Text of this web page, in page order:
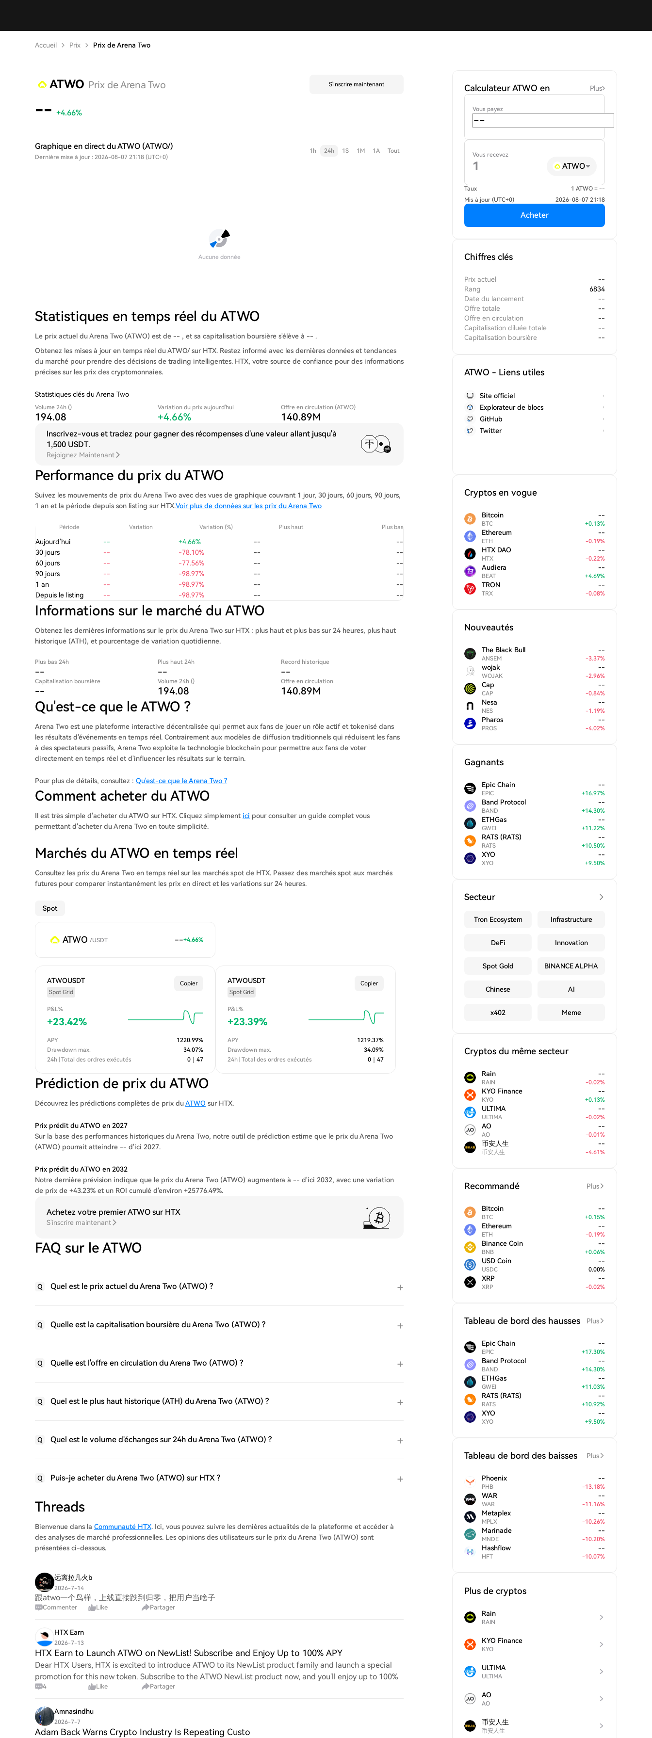
Accueil Prix Prix de Arena Two
ATWO Prix de Arena Two S'inscrire maintenant
-- +4.66%
Graphique en direct du ATWO (ATWO/)
Dernière mise à jour : 2026-08-07 21:18 (UTC+0)
1h 24h 1S 1M 1A Tout
Aucune donnée
Statistiques en temps réel du ATWO
Le prix actuel du Arena Two (ATWO) est de -- , et sa capitalisation boursière s'élève à -- .
Obtenez les mises à jour en temps réel du ATWO/ sur HTX. Restez informé avec les dernières données et tendances
du marché pour prendre des décisions de trading intelligentes. HTX, votre source de confiance pour des informations
précises sur les prix des cryptomonnaies.
Statistiques clés du Arena Two
Volume 24h ()
194.08
Variation du prix aujourd'hui
+4.66%
Offre en circulation (ATWO)
140.89M
Inscrivez-vous et tradez pour gagner des récompenses d'une valeur allant jusqu'à
1,500 USDT.
Rejoignez Maintenant
Performance du prix du ATWO
Suivez les mouvements de prix du Arena Two avec des vues de graphique couvrant 1 jour, 30 jours, 60 jours, 90 jours,
1 an et la période depuis son listing sur HTX.Voir plus de données sur les prix du Arena Two
Période Variation Variation (%) Plus haut Plus bas
Aujourd'hui -- +4.66% --
--
30 jours
-- -78.10% --
--
60 jours
-- -77.56% --
--
90 jours
-- -98.97% --
--
1 an
-- -98.97% --
--
Depuis le listing
-- -98.97% -- --
Informations sur le marché du ATWO
Obtenez les dernières informations sur le prix du Arena Two sur HTX : plus haut et plus bas sur 24 heures, plus haut
historique (ATH), et pourcentage de variation quotidienne.
Plus bas 24h
--
Plus haut 24h
--
Record historique
--
Capitalisation boursière
--
Volume 24h ()
194.08
Offre en circulation
140.89M
Qu'est-ce que le ATWO ?
Arena Two est une plateforme interactive décentralisée qui permet aux fans de jouer un rôle actif et tokenisé dans
les résultats d'événements en temps réel. Contrairement aux modèles de diffusion traditionnels qui réduisent les fans
à des spectateurs passifs, Arena Two exploite la technologie blockchain pour permettre aux fans de voter
directement en temps réel et d'influencer les résultats sur le terrain.
Pour plus de détails, consultez : Qu'est-ce que le Arena Two ?
Comment acheter du ATWO
Il est très simple d'acheter du ATWO sur HTX. Cliquez simplement ici pour consulter un guide complet vous
permettant d'acheter du Arena Two en toute simplicité.
Marchés du ATWO en temps réel
Consultez les prix du Arena Two en temps réel sur les marchés spot de HTX. Passez des marchés spot aux marchés
futures pour comparer instantanément les prix en direct et les variations sur 24 heures.
Spot
ATWO /USDT --+4.66%
ATWOUSDT
Spot Grid
Copier
P&L%
+23.42%
APY 1220.99%
Drawdown max.
34.07%
24h | Total des ordres exécutés
0 47
ATWOUSDT
Spot Grid
Copier
P&L%
+23.39%
APY 1219.37%
Drawdown max.
34.09%
24h | Total des ordres exécutés
0 47
Prédiction de prix du ATWO
Découvrez les prédictions complètes de prix duATWO sur HTX.
Prix prédit du ATWO en 2027
Sur la base des performances historiques du Arena Two, notre outil de prédiction estime que le prix du Arena Two
(ATWO) pourrait atteindre -- d'ici 2027.
Prix prédit du ATWO en 2032
Notre dernière prévision indique que le prix du Arena Two (ATWO) augmentera à -- d'ici 2032, avec une variation
de prix de +43.23% et un ROI cumulé d'environ +25776.49%.
Achetez votre premier ATWO sur HTX
S'inscrire maintenant
FAQ sur le ATWO
Q Quel est le prix actuel du Arena Two (ATWO) ?
Q Quelle est la capitalisation boursière du Arena Two (ATWO) ?
Q Quelle est l'offre en circulation du Arena Two (ATWO) ?
Q Quel est le plus haut historique (ATH) du Arena Two (ATWO) ?
Q Quel est le volume d'échanges sur 24h du Arena Two (ATWO) ?
Q Puis-je acheter du Arena Two (ATWO) sur HTX ?
Threads
Bienvenue dans la Communauté HTX. Ici, vous pouvez suivre les dernières actualités de la plateforme et accéder à
des analyses de marché professionnelles. Les opinions des utilisateurs sur le prix du Arena Two (ATWO) sont
présentées ci-dessous.
远离拉几火b
2026-7-14
跟atwo一个鸟样，上线直接跌到归零，把用户当啥子
Commenter Like Partager
HTX Earn
2026-7-13
HTX Earn to Launch ATWO on NewList! Subscribe and Enjoy Up to 100% APY
Dear HTX Users, HTX is excited to introduce ATWO to its NewList product family and launch a special
promotion for this new token. Subscribe to the ATWO NewList product now, and you'll enjoy up to 100%
4 Like Partager
Amnasindhu
2026-7-7
Adam Back Warns Crypto Industry Is Repeating Custo
Calculateur ATWO en Plus
Vous payez
Vous recevez
ATWO
Taux
1 ATWO = --
Mis à jour (UTC+0)
2026-08-07 21:18
Acheter
Chiffres clés
Prix actuel
--
Rang
6834
Date du lancement
--
Offre totale
--
Offre en circulation
--
Capitalisation diluée totale
--
Capitalisation boursière
--
ATWO - Liens utiles
Site officiel
Explorateur de blocs
GitHub
Twitter
Cryptos en vogue
Bitcoin
BTC
--
+0.13%
Ethereum
ETH
--
-0.19%
HTX DAO
HTX
--
-0.22%
Audiera
BEAT
--
+4.69%
TRON
TRX
--
-0.08%
Nouveautés
The Black Bull
ANSEM
--
-3.37%
wojak
WOJAK
--
-2.96%
Cap
CAP
--
-0.84%
Nesa
NES
--
-1.19%
Pharos
PROS
--
-4.02%
Gagnants
Epic Chain
EPIC
--
+16.97%
Band Protocol
BAND
--
+14.30%
ETHGas
GWEI
--
+11.22%
RATS (RATS)
RATS
--
+10.50%
XYO
XYO
--
+9.50%
Secteur
Tron Ecosystem Infrastructure
DeFi Innovation
Spot Gold BINANCE ALPHA
Chinese AI
x402 Meme
Cryptos du même secteur
Rain
RAIN
--
-0.02%
KYO Finance
KYO
--
+0.13%
ULTIMA
ULTIMA
--
-0.02%
AO
AO
--
-0.01%
币安人生
币安人生
--
-4.61%
Recommandé Plus
Bitcoin
BTC
--
+0.15%
Ethereum
ETH
--
-0.19%
Binance Coin
BNB
--
+0.06%
USD Coin
USDC
--
0.00%
XRP
XRP
--
-0.02%
Tableau de bord des hausses Plus
Epic Chain
EPIC
--
+17.30%
Band Protocol
BAND
--
+14.30%
ETHGas
GWEI
--
+11.03%
RATS (RATS)
RATS
--
+10.92%
XYO
XYO
--
+9.50%
Tableau de bord des baisses Plus
Phoenix
PHB
--
-13.18%
WAR
WAR
--
-11.16%
Metaplex
MPLX
--
-10.26%
Marinade
MNDE
--
-10.20%
Hashflow
HFT
--
-10.07%
Plus de cryptos
Rain
RAIN
KYO Finance
KYO
ULTIMA
ULTIMA
AO
AO
币安人生
币安人生